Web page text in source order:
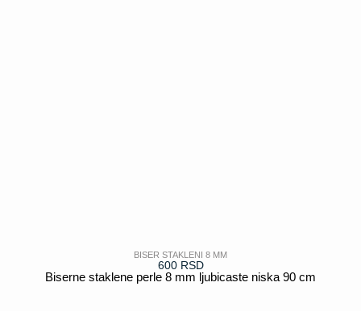
BISER STAKLENI 8 MM
600 RSD
Biserne staklene perle 8 mm ljubicaste niska 90 cm